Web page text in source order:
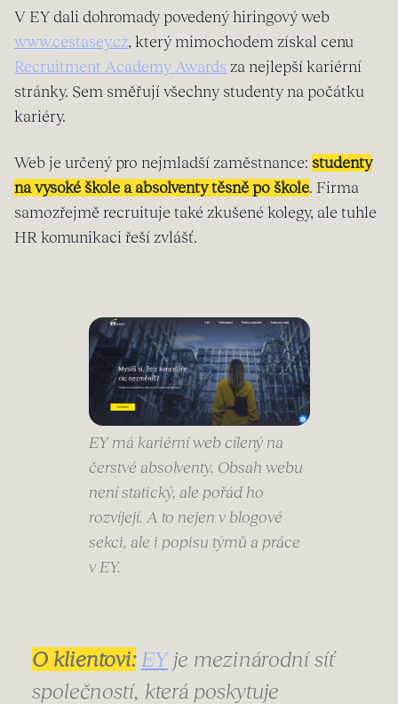
V EY dali dohromady povedený hiringový web
www.cestasey.cz, který mimochodem získal cenu
Recruitment Academy Awards za nejlepší kariérní
stránky. Sem směřují všechny studenty na počátku
kariéry.
Web je určený pro nejmladší zaměstnance: studenty
na vysoké škole a absolventy těsně po škole. Firma
samozřejmě recruituje také zkušené kolegy, ale tuhle
HR komunikaci řeší zvlášť.
EY má kariérní web cílený na
čerstvé absolventy. Obsah webu
není statický, ale pořád ho
rozvíjejí. A to nejen v blogové
sekci, ale i popisu týmů a práce
v EY.
O klientovi: EYje mezinárodní síť
společností, která poskytuje